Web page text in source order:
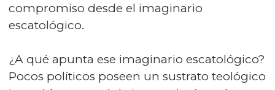
compromiso desde el imaginario
escatológico.
¿A qué apunta ese imaginario escatológico?
Pocos políticos poseen un sustrato teológico